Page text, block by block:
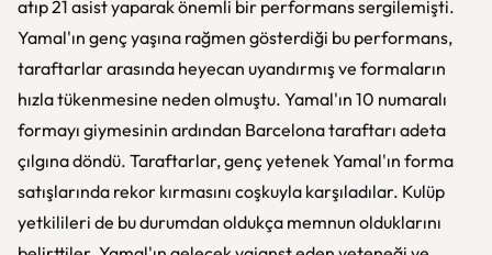
atıp 21 asist yaparak önemli bir performans sergilemişti.
Yamal'ın genç yaşına rağmen gösterdiği bu performans,
taraftarlar arasında heyecan uyandırmış ve formaların
hızla tükenmesine neden olmuştu. Yamal'ın 10 numaralı
formayı giymesinin ardından Barcelona taraftarı adeta
çılgına döndü. Taraftarlar, genç yetenek Yamal'ın forma
satışlarında rekor kırmasını coşkuyla karşıladılar. Kulüp
yetkilileri de bu durumdan oldukça memnun olduklarını